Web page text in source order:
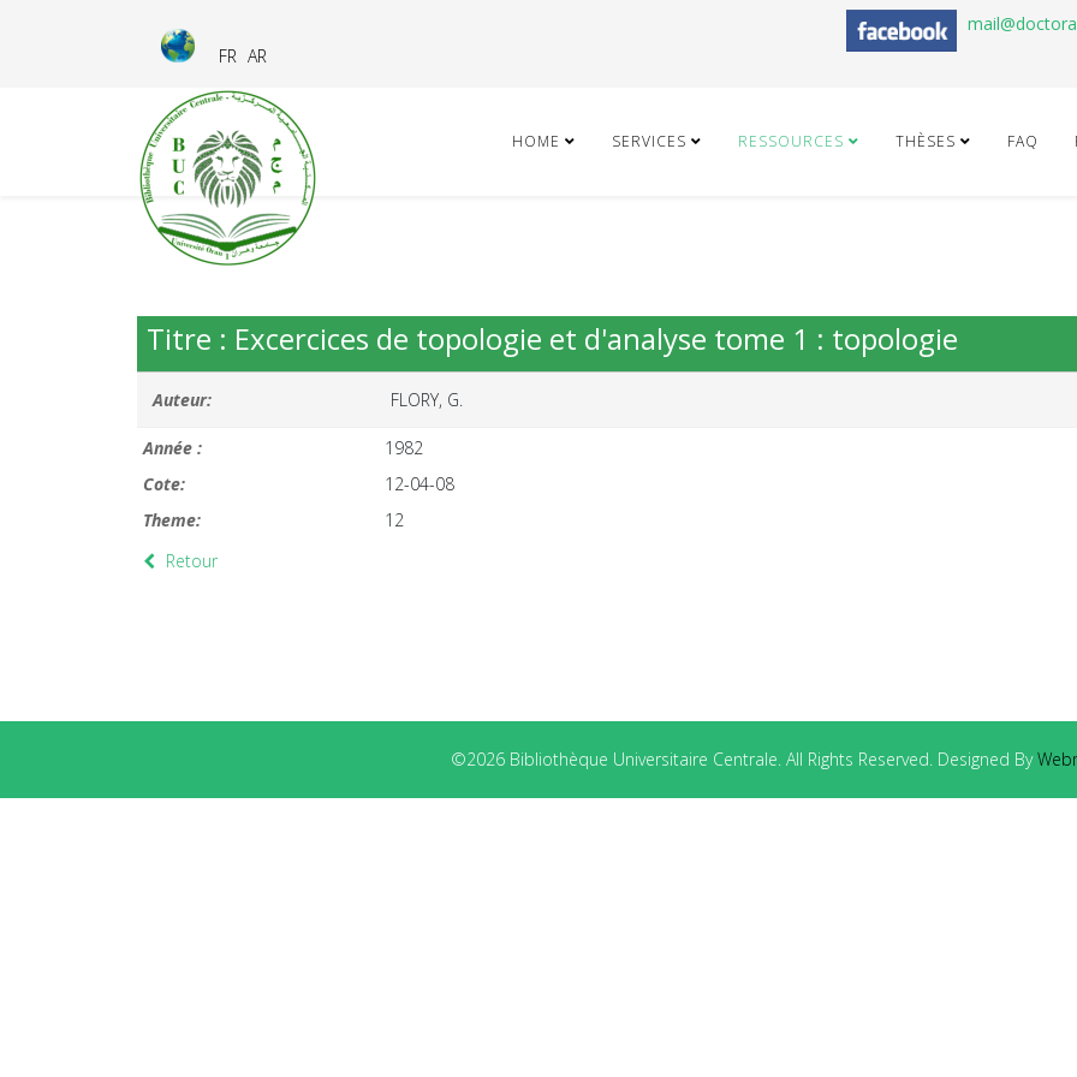
FR AR
HOME SERVICES RESSOURCES THÈSES FAQ
Titre : Excercices de topologie et d'analyse tome 1 : topologie
Auteur: FLORY, G.
Année :
1982
Cote:
12-04-08
Theme:
12
Retour
©2026 Bibliothèque Universitaire Centrale. All Rights Reserved. Designed By